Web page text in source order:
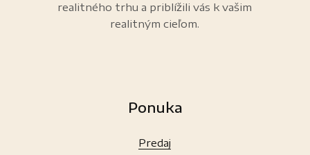
realitného trhu a priblížili vás k vašim
realitným cieľom.
Ponuka
Predaj